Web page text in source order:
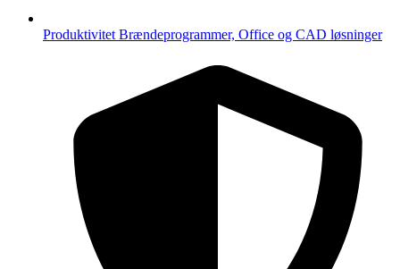
Produktivitet Brændeprogrammer, Office og CAD løsninger